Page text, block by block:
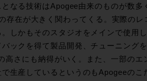
なる技術はApogee由来のものが数
存在が大きく関わってくる。実際の
しかもそのスタジオをメインで使用
ックを得て製品開発、チューニング
高さにも納得がいく。また、一部の
生産しているというのもApogeeの